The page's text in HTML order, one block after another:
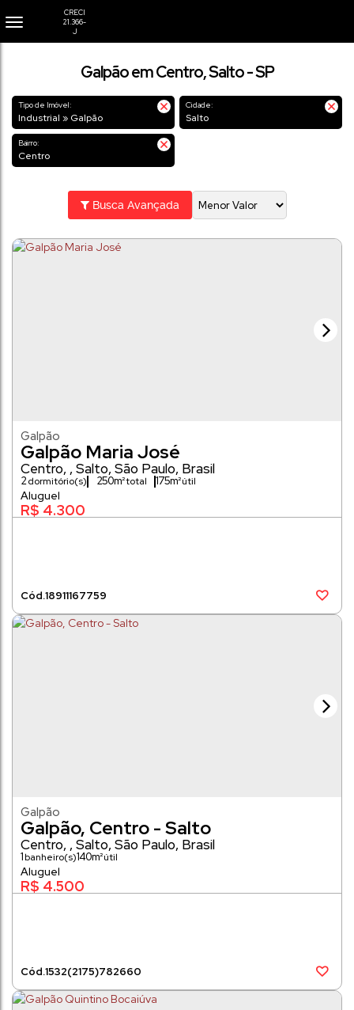
Galpão em Centro, Salto - SP
Tipo de Imóvel:
Industrial » Galpão
Cidade:
Salto
Bairro:
Centro
Busca Avançada
Galpão Maria José
Galpão
R$ 4.300
18911167759
Centro , Salto, São Paulo, Brasil
2dormitório(s) 250m² 175m²
Galpão, Centro - Salto
Galpão
R$ 4.500
1532(2175)782660
Centro , Salto, São Paulo, Brasil
1banheiro(s)140m²